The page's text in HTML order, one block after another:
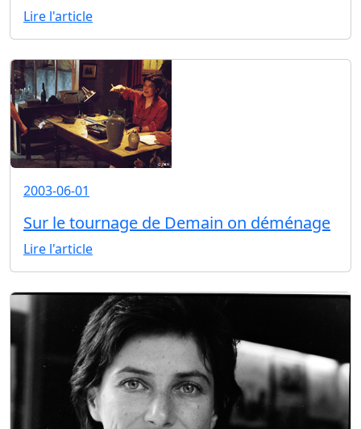
Lire l'article
2003-06-01
Sur le tournage de Demain on déménage
Lire l'article